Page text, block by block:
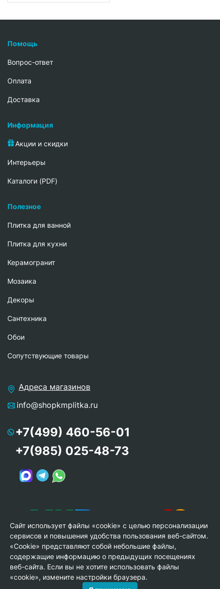
Помощь
Вопрос-ответ
Oплата
Доставка
Информация
Акции и скидки
Интерьеры
Каталоги (PDF)
Полезное
Плитка для ванной
Плитка для кухни
Керамогранит
Мозаика
Декоры
Сантехника
Обои
Сопутствующие товары
Адреса магазинов
info@shopkmplitka.ru
+7(499) 460-56-01
+7(985) 025-48-73
© Copyright 2013-2026 KERAMA MARAZZI, ООО «Гамма
Керамика»
Сайт использует файлы «cookie» с целью персонализации
сервисов и повышения удобства пользования веб-сайтом.
«Cookie» представляют собой небольшие файлы,
содержащие информацию о предыдущих посещениях
веб-сайта. Если вы не хотите использовать файлы
«cookie», измените настройки браузера.